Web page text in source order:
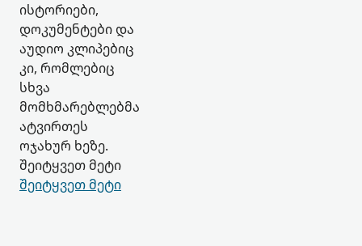
ისტორიები,
დოკუმენტები და
აუდიო კლიპებიც
კი, რომლებიც
სხვა
მომხმარებლებმა
ატვირთეს
ოჯახურ ხეზე.
შეიტყვეთ მეტი
შეიტყვეთ მეტი